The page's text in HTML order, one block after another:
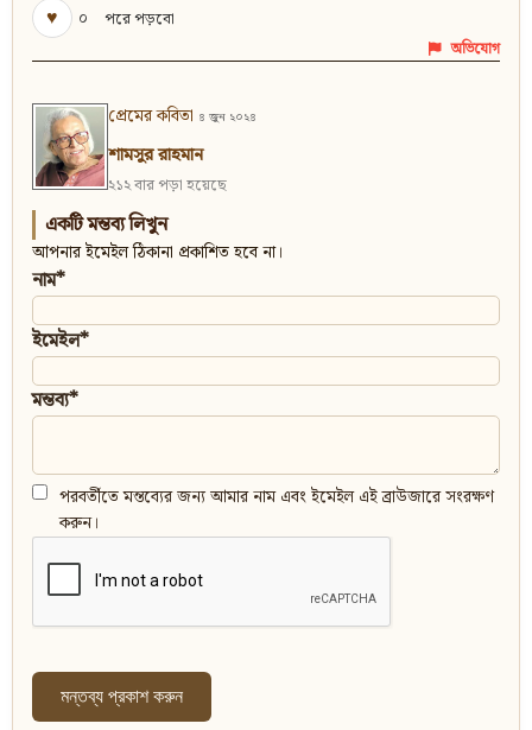
♥
০ পরে পড়বো
অভিযোগ
প্রেমের কবিতা ৪ জুন ২০২৪
শামসুর রাহমান
২১২ বার পড়া হয়েছে
একটি মন্তব্য লিখুন
আপনার ইমেইল ঠিকানা প্রকাশিত হবে না।
নাম*
ইমেইল*
মন্তব্য*
পরবর্তীতে মন্তব্যের জন্য আমার নাম এবং ইমেইল এই ব্রাউজারে সংরক্ষণ
করুন।